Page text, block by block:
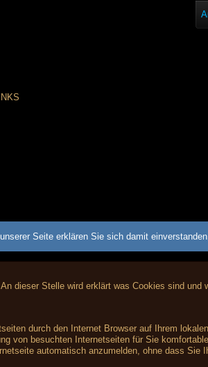
Seite erklären Sie sich damit
dieser Stelle wird erklärt was Cookies sind und
durch den Internet Browser auf Ihrem
von besuchten Internetseiten für Sie
automatisch anzumelden, ohne dass Sie